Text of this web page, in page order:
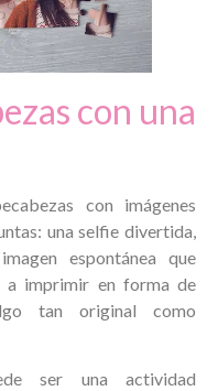
con una
con imágenes
una selfie divertida,
espontánea que
a imprimir en forma de
tan original como
ser una actividad